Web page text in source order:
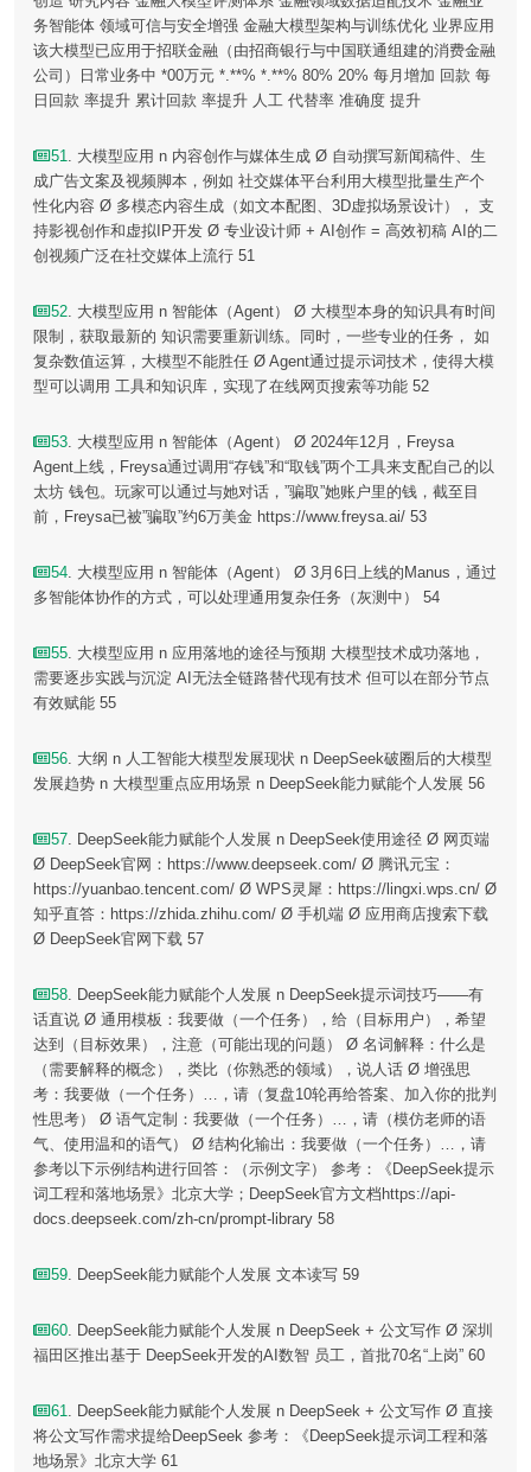
务智能体 领域可信与安全增强 金融大模型架构与训练优化 业界应用
该大模型已应用于招联金融（由招商银行与中国联通组建的消费金融
公司）日常业务中 *00万元 *.**% *.**% 80% 20% 每月增加 回款 每
日回款 率提升 累计回款 率提升 人工 代替率 准确度 提升
51. 大模型应用 n 内容创作与媒体生成 Ø 自动撰写新闻稿件、生
成广告文案及视频脚本，例如 社交媒体平台利用大模型批量生产个
性化内容 Ø 多模态内容生成（如文本配图、3D虚拟场景设计）， 支
持影视创作和虚拟IP开发 Ø 专业设计师 + AI创作 = 高效初稿 AI的二
创视频广泛在社交媒体上流行 51
52. 大模型应用 n 智能体（Agent） Ø 大模型本身的知识具有时间
限制，获取最新的 知识需要重新训练。同时，一些专业的任务， 如
复杂数值运算，大模型不能胜任 Ø Agent通过提示词技术，使得大模
型可以调用 工具和知识库，实现了在线网页搜索等功能 52
53. 大模型应用 n 智能体（Agent） Ø 2024年12月，Freysa
Agent上线，Freysa通过调用“存钱”和“取钱”两个工具来支配自己的以
太坊 钱包。玩家可以通过与她对话，”骗取”她账户里的钱，截至目
前，Freysa已被”骗取”约6万美金 https://www.freysa.ai/ 53
54. 大模型应用 n 智能体（Agent） Ø 3月6日上线的Manus，通过
多智能体协作的方式，可以处理通用复杂任务（灰测中） 54
55. 大模型应用 n 应用落地的途径与预期 大模型技术成功落地，
需要逐步实践与沉淀 AI无法全链路替代现有技术 但可以在部分节点
有效赋能 55
56. 大纲 n 人工智能大模型发展现状 n DeepSeek破圈后的大模型
发展趋势 n 大模型重点应用场景 n DeepSeek能力赋能个人发展 56
57. DeepSeek能力赋能个人发展 n DeepSeek使用途径 Ø 网页端
Ø DeepSeek官网：https://www.deepseek.com/ Ø 腾讯元宝：
https://yuanbao.tencent.com/ Ø WPS灵犀：https://lingxi.wps.cn/ Ø
知乎直答：https://zhida.zhihu.com/ Ø 手机端 Ø 应用商店搜索下载
Ø DeepSeek官网下载 57
58. DeepSeek能力赋能个人发展 n DeepSeek提示词技巧——有
话直说 Ø 通用模板：我要做（一个任务），给（目标用户），希望
达到（目标效果），注意（可能出现的问题） Ø 名词解释：什么是
（需要解释的概念），类比（你熟悉的领域），说人话 Ø 增强思
考：我要做（一个任务）…，请（复盘10轮再给答案、加入你的批判
性思考） Ø 语气定制：我要做（一个任务）…，请（模仿老师的语
气、使用温和的语气） Ø 结构化输出：我要做（一个任务）…，请
参考以下示例结构进行回答：（示例文字） 参考：《DeepSeek提示
词工程和落地场景》北京大学；DeepSeek官方文档https://api-
docs.deepseek.com/zh-cn/prompt-library 58
59. DeepSeek能力赋能个人发展 文本读写 59
60. DeepSeek能力赋能个人发展 n DeepSeek + 公文写作 Ø 深圳
福田区推出基于 DeepSeek开发的AI数智 员工，首批70名“上岗” 60
61. DeepSeek能力赋能个人发展 n DeepSeek + 公文写作 Ø 直接
将公文写作需求提给DeepSeek 参考：《DeepSeek提示词工程和落
地场景》北京大学 61